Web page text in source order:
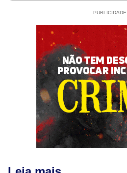
PUBLICIDADE